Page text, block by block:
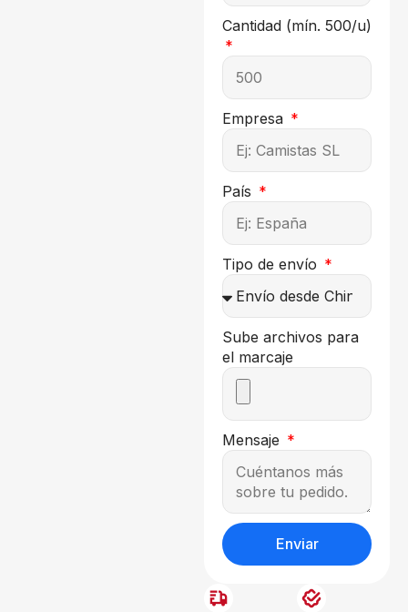
Cantidad (mín. 500/u)
Empresa
País
Tipo de envío
Sube archivos para
el marcaje
Mensaje
Enviar